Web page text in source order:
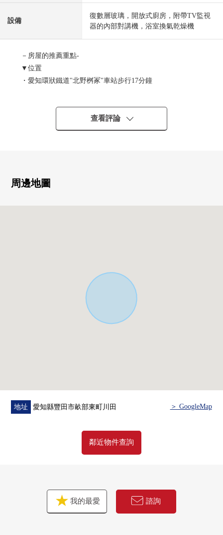
設備
復數層玻璃，開放式廚房，附帶TV監視
器的內部對講機，浴室換氣乾燥機
－房屋的推薦重點-
▼位置
・愛知環狀鐵道"北野桝冢"車站步行17分鐘
・上鄉中學步行27分鐘(約2200m)
・有停車位2台分鐘(出自車型的)
・約16張塌塌米LDK在朝南西明亮地是開放對象
・在閒靜的住宅區適應育兒的環境
・超市以及醫療設施也在步行範圍以內便利
■ 在找想要的家方面給予幫助的━━━━━・・・
房屋的詳細、需討論是如感興趣,歡迎請隨時聯繫我們。
查看評論
周邊地圖
地址 愛知縣豐田市畝部東町川田 ＞ GoogleMap
鄰近物件查詢
我的最愛 諮詢